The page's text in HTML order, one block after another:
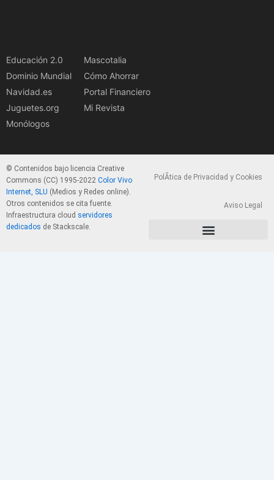
Educación 2.0
Dominio Mundial
Navidad.es
Juguetes.org
Monólogos
Mascotalia
Cómo Ahorrar
Portal Financiero
Mi Revista
© Contenidos bajo licencia Creative
Commons (CC) 1995-2022 Color Vivo
Internet, SLU (Medios y Redes online).
Otros contenidos se cita fuente.
Infraestructura cloud servidores
dedicados de Stackscale.
PolÃ­tica de Privacidad y Cookies
Aviso Legal